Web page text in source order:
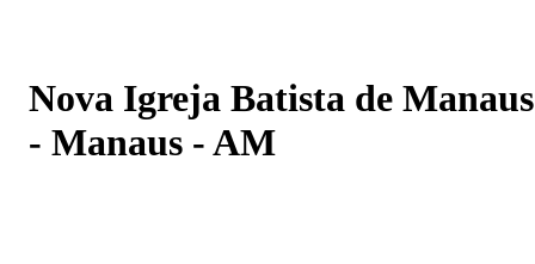
Nova Igreja Batista de Manaus
- Manaus - AM